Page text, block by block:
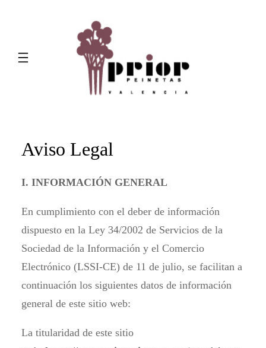
contenido
Aviso Legal
I. INFORMACIÓN GENERAL
En cumplimiento con el deber de información
dispuesto en la Ley 34/2002 de Servicios de la
Sociedad de la Información y el Comercio
Electrónico (LSSI-CE) de 11 de julio, se facilitan a
continuación los siguientes datos de información
general de este sitio web:
La titularidad de este sitio